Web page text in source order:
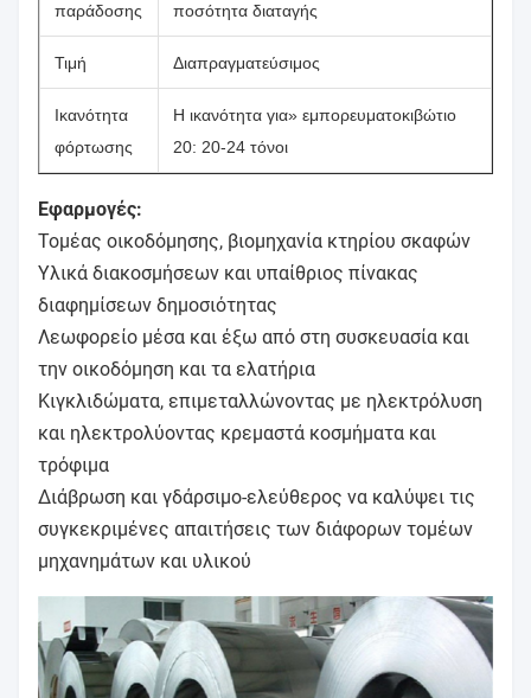
παράδοσης
ποσότητα διαταγής
Τιμή Διαπραγματεύσιμος
Ικανότητα
φόρτωσης
Η ικανότητα για» εμπορευματοκιβώτιο
20: 20-24 τόνοι
Εφαρμογές:
Τομέας οικοδόμησης, βιομηχανία κτηρίου σκαφών
Υλικά διακοσμήσεων και υπαίθριος πίνακας
διαφημίσεων δημοσιότητας
Λεωφορείο μέσα και έξω από στη συσκευασία και
την οικοδόμηση και τα ελατήρια
Κιγκλιδώματα, επιμεταλλώνοντας με ηλεκτρόλυση
και ηλεκτρολύοντας κρεμαστά κοσμήματα και
τρόφιμα
Διάβρωση και γδάρσιμο-ελεύθερος να καλύψει τις
συγκεκριμένες απαιτήσεις των διάφορων τομέων
μηχανημάτων και υλικού